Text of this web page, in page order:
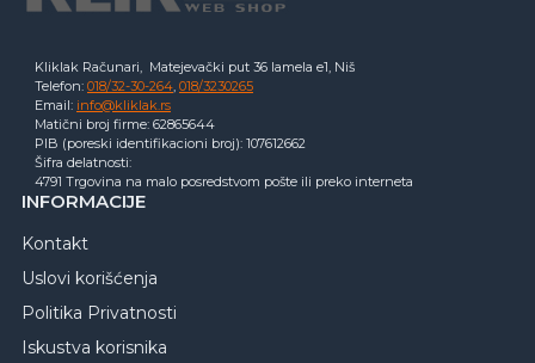
Kliklak Računari, Matejevački put 36 lamela e1, Niš
Telefon: 018/32-30-264, 018/3230265
Email: info@kliklak.rs
Matični broj firme: 62865644
PIB (poreski identifikacioni broj): 107612662
Šifra delatnosti:
4791 Trgovina na malo posredstvom pošte ili preko interneta
INFORMACIJE
Kontakt
Uslovi korišćenja
Politika Privatnosti
Iskustva korisnika